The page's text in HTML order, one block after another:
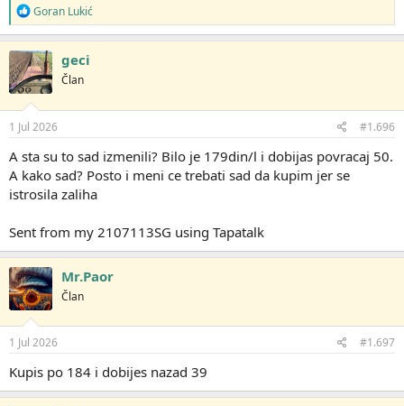
R
e
a
g
o
v
a
n
j
:
Goran Lukić
geci
Član
1 Jul 2026 #1.696
A sta su to sad izmenili? Bilo je 179din/l i dobijas povracaj 50.
A kako sad? Posto i meni ce trebati sad da kupim jer se
istrosila zaliha
Sent from my 2107113SG using Tapatalk
Mr.Paor
Član
1 Jul 2026 #1.697
Kupis po 184 i dobijes nazad 39